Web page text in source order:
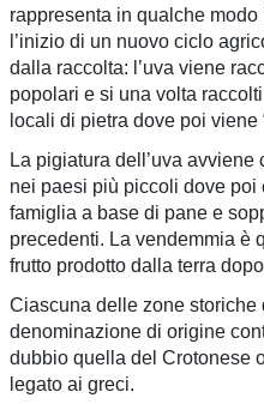
rappresenta in qualche
l’inizio di un nuovo ciclo
dalla raccolta: l’uva viene
popolari e si una volta
locali di pietra dove poi viene
La pigiatura dell’uva
nei paesi più piccoli dove poi
famiglia a base di pane e
precedenti. La vendemmia è
frutto prodotto dalla terra
Ciascuna delle zone
denominazione di origine
dubbio quella del Crotonese
legato ai greci.